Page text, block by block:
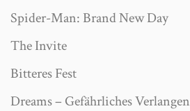
Spider-Man: Brand New Day
The Invite
Bitteres Fest
Dreams – Gefährliches Verlangen